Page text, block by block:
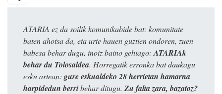
ATARIA ez da soilik komunikabide bat: komunitate
baten ahotsa da, eta urte hauen guztien ondoren, zuen
babesa behar dugu, inoiz baino gehiago: ATARIAk
behar du Tolosaldea. Horregatik erronka bat daukagu
esku artean: gure eskualdeko 28 herrietan hamarna
harpidedun berribehar ditugu. Zu falta zara, bazatoz?